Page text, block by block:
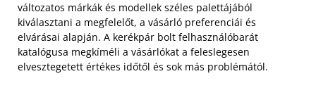
változatos márkák és modellek széles palettájából
kiválasztani a megfelelőt, a vásárló preferenciái és
elvárásai alapján. A kerékpár bolt felhasználóbarát
katalógusa megkíméli a vásárlókat a feleslegesen
elvesztegetett értékes időtől és sok más problémától.